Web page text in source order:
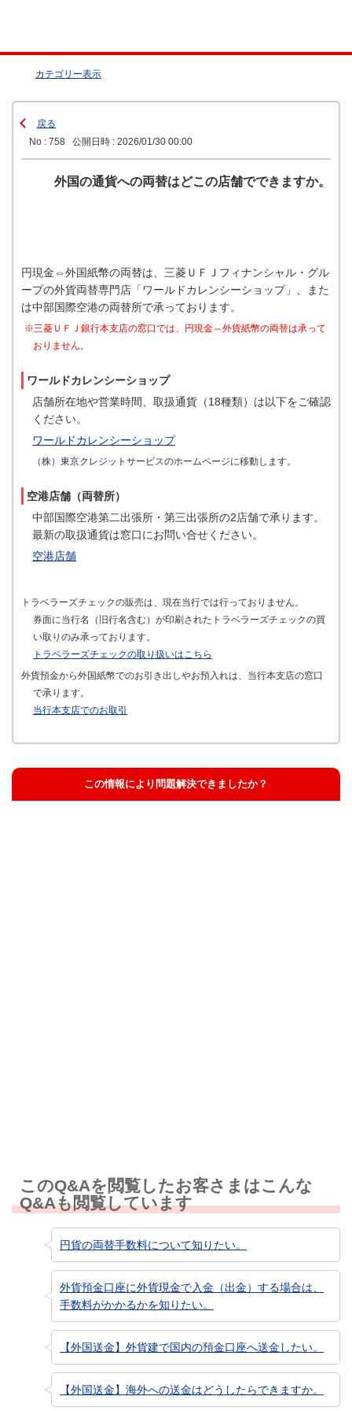
カテゴリー表示
戻る
No : 758
公開日時 : 2026/01/30 00:00
外国の通貨への両替はどこの店舗でできますか。
円現金⇔外国紙幣の両替は、三菱ＵＦＪフィナンシャル・グル
ープの外貨両替専門店「ワールドカレンシーショップ」、また
は中部国際空港の両替所で承っております。
※三菱ＵＦＪ銀行本支店の窓口では、円現金⇔外貨紙幣の両替は承って
おりません。
ワールドカレンシーショップ
店舗所在地や営業時間、取扱通貨（18種類）は以下をご確認
ください。
ワールドカレンシーショップ
（株）東京クレジットサービスのホームページに移動します。
空港店舗（両替所）
中部国際空港第二出張所・第三出張所の2店舗で承ります。
最新の取扱通貨は窓口にお問い合せください。
空港店舗
トラベラーズチェックの販売は、現在当行では行っておりません。
券面に当行名（旧行名含む）が印刷されたトラベラーズチェックの買
い取りのみ承っております。
トラベラーズチェックの取り扱いはこちら
外貨預金から外国紙幣でのお引き出しやお預入れは、当行本支店の窓口
で承ります。
当行本支店でのお取引
この情報により問題解決できましたか？
このQ&Aを閲覧したお客さまはこんな
Q&Aも閲覧しています
円貨の両替手数料について知りたい。
外貨預金口座に外貨現金で入金（出金）する場合は、
手数料がかかるかを知りたい。
【外国送金】外貨建で国内の預金口座へ送金したい。
【外国送金】海外への送金はどうしたらできますか。